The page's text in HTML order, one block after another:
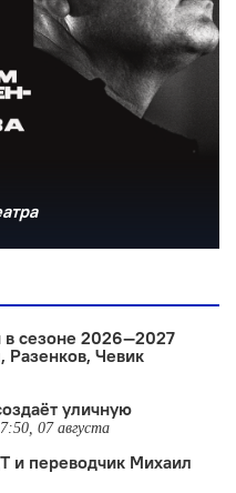
в сезоне 2026—2027
Разенков, Чевик
уличную
07 августа
и переводчик Михаил